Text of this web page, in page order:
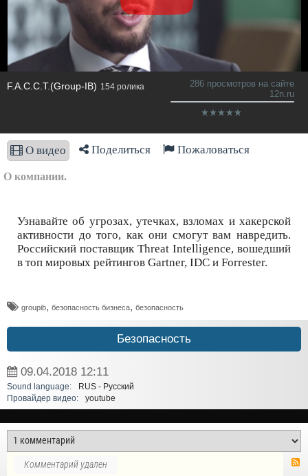
F.A.С.С.T.(Group-IB) 154 ролика
286 просмотров на сайте
12n.ru
О видео Поделиться Пожаловаться
О компании.
Узнавайте об угрозах, утечках, взломах и хакерской
активности до того, как они смогут вам навредить.
Российский поставщик Threat Intelligence, вошедший
в топ мировых рейтингов Gartner, IDC и Forrester.
groupib, безопасность бизнеса, безопасность
Безопасность
09.04.2018 12:11
Sound language:
RUS - Русский
Провайдер видео:
youtube
Комментарий удален